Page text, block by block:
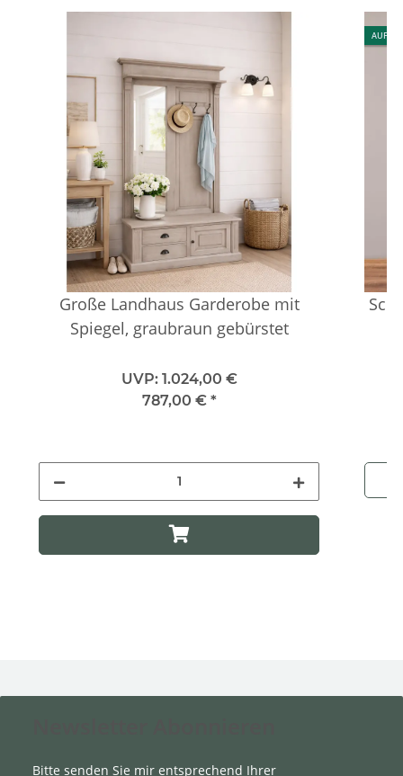
Große Landhaus Garderobe mit
Spiegel, graubraun gebürstet
UVP: 1.024,00 €
787,00 € *
AUF
Bitte senden Sie mir entsprechend Ihrer